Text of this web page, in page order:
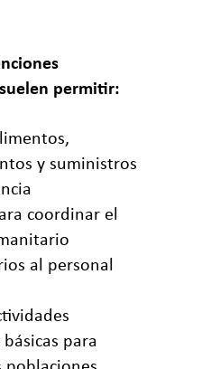
permitir:
y suministros
coordinar el
al personal
para